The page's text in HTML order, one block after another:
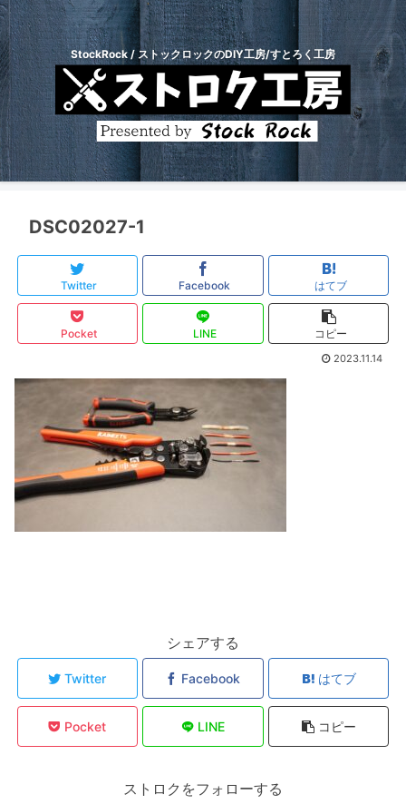
StockRock / ストックロックのDIY工房/すとろく工房
DSC02027-1
Twitter Facebook はてブ
Pocket LINE コピー
2023.11.14
シェアする
Twitter Facebook はてブ
Pocket LINE コピー
ストロクをフォローする